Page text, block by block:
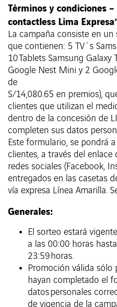
Términos y condiciones
contactless Lima
La campaña consiste en
que contienen: 5 TV´s
10 Tablets Samsung Galaxy
Google Nest Mini y 2
de
S/14,080.65 en premios),
clientes que utilizan el
dentro de la concesión de
completen sus datos
Este formulario, se pondrá
clientes, a través del enlace
redes sociales (Facebook,
entregados en las casetas
vía expresa Línea Amarilla.
Generales:
El sorteo estará
a las 00:00 horas
23:59 horas.
Promoción válida sólo
hayan completado el
datos personales
de vigencia de la